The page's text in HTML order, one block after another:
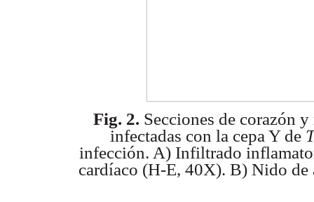
Fig. 2. Secciones de corazón
infectadas con la cepa Y de
infección. A) Infiltrado
cardíaco (H-E, 40X). B) Nido de